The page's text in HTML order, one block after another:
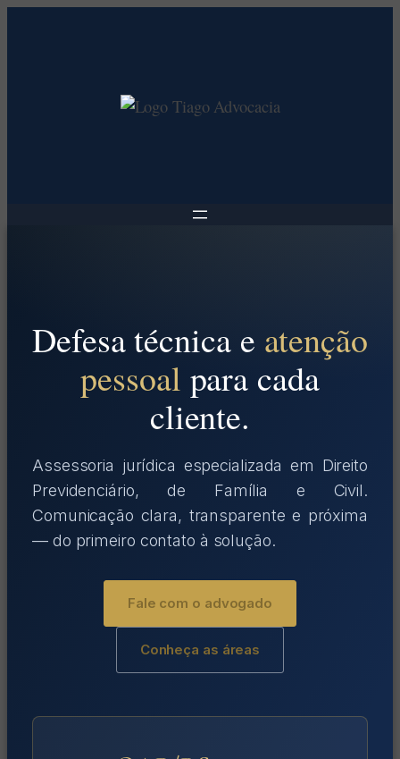
Defesa técnica e atenção
pessoal para cada
cliente.
Assessoria jurídica especializada em Direito
Previdenciário, de Família e Civil.
Comunicação clara, transparente e próxima
— do primeiro contato à solução.
Fale com o advogado
Conheça as áreas